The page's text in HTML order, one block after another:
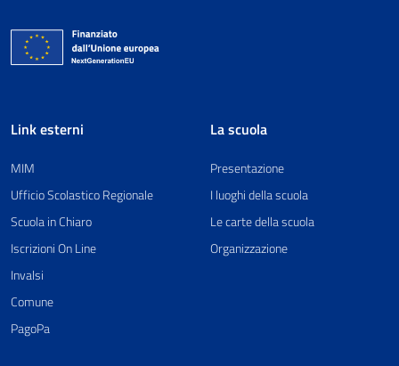
Link esterni
MIM
Ufficio Scolastico Regionale
Scuola in Chiaro
Iscrizioni On Line
Invalsi
Comune
PagoPa
La scuola
Presentazione
I luoghi della scuola
Le carte della scuola
Organizzazione